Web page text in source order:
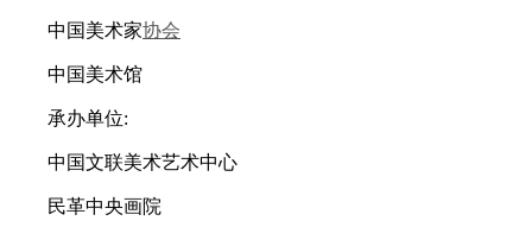
中国美术家协会
中国美术馆
承办单位:
中国文联美术艺术中心
民革中央画院